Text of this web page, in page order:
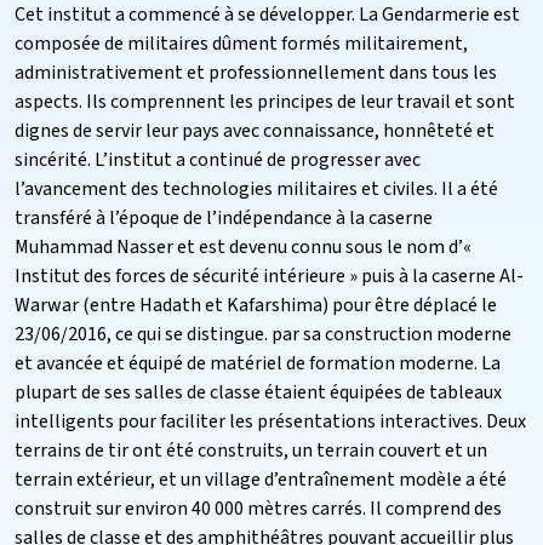
Cet institut a commencé à se développer. La Gendarmerie est
composée de militaires dûment formés militairement,
administrativement et professionnellement dans tous les
aspects. Ils comprennent les principes de leur travail et sont
dignes de servir leur pays avec connaissance, honnêteté et
sincérité. L’institut a continué de progresser avec
l’avancement des technologies militaires et civiles. Il a été
transféré à l’époque de l’indépendance à la caserne
Muhammad Nasser et est devenu connu sous le nom d’«
Institut des forces de sécurité intérieure » puis à la caserne Al-
Warwar (entre Hadath et Kafarshima) pour être déplacé le
23/06/2016, ce qui se distingue. par sa construction moderne
et avancée et équipé de matériel de formation moderne. La
plupart de ses salles de classe étaient équipées de tableaux
intelligents pour faciliter les présentations interactives. Deux
terrains de tir ont été construits, un terrain couvert et un
terrain extérieur, et un village d’entraînement modèle a été
construit sur environ 40 000 mètres carrés. Il comprend des
salles de classe et des amphithéâtres pouvant accueillir plus